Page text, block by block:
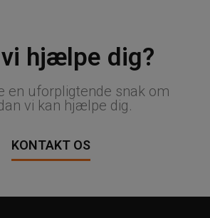
hjælpe dig?
en uforpligtende snak om
vi kan hjælpe dig.
KONTAKT OS